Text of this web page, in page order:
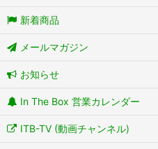
新着商品
メールマガジン
お知らせ
In The Box 営業カレンダー
ITB-TV (動画チャンネル)